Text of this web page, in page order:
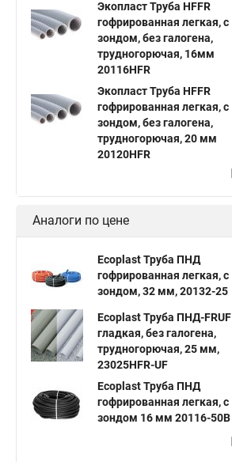
Экопласт Труба HFFR
гофрированная легкая, с
зондом, без галогена,
трудногорючая, 16мм
20116HFR
Экопласт Труба HFFR
гофрированная легкая, с
зондом, без галогена,
трудногорючая, 20 мм
20120HFR
Аналоги по цене
Ecoplast Труба ПНД
гофрированная легкая, с
зондом, 32 мм, 20132-25
Ecoplast Труба ПНД-FRUF
гладкая, без галогена,
трудногорючая, 25 мм,
23025HFR-UF
Ecoplast Труба ПНД
гофрированная легкая, с
зондом 16 мм 20116-50B